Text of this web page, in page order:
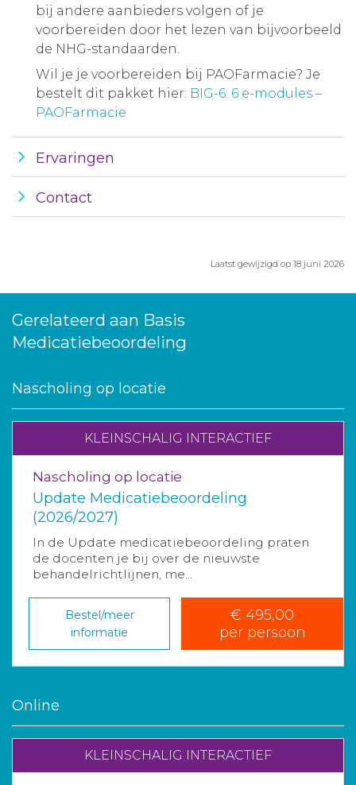
bij andere aanbieders volgen of je
voorbereiden door het lezen van bijvoorbeeld
de NHG-standaarden.
Wil je je voorbereiden bij PAOFarmacie? Je
bestelt dit pakket hier: BIG-6: 6 e-modules –
PAOFarmacie
Ervaringen
Contact
Laatst gewijzigd op 18 juni 2026
Gerelateerd aan Basis
Medicatiebeoordeling
Nascholing op locatie
KLEINSCHALIG INTERACTIEF
Nascholing op locatie
Update Medicatiebeoordeling
(2026/2027)
In de Update medicatiebeoordeling praten
de docenten je bij over de nieuwste
behandelrichtlijnen, me...
Bestel/meer
informatie
€ 495,00
per persoon
Online
KLEINSCHALIG INTERACTIEF